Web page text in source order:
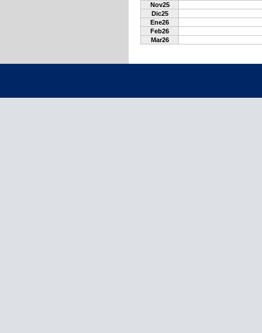
Nov25
Dic25
Ene26
Feb26
Mar26